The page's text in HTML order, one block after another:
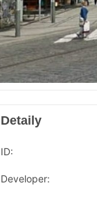
Detaily
ID:
Developer: